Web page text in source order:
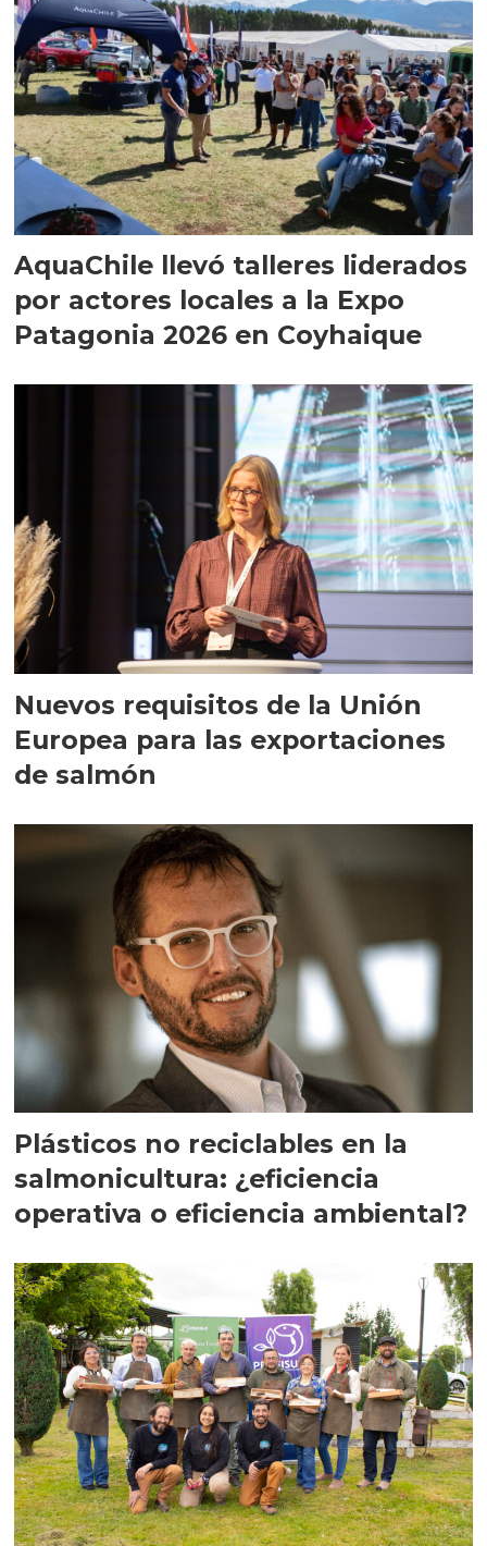
AquaChile llevó talleres liderados
por actores locales a la Expo
Patagonia 2026 en Coyhaique
Nuevos requisitos de la Unión
Europea para las exportaciones
de salmón
Plásticos no reciclables en la
salmonicultura: ¿eficiencia
operativa o eficiencia ambiental?